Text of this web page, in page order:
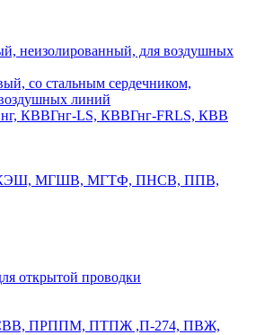
неизолированный, для воздушных
со стальным сердечником,
линий
КВВГнг-LS, КВВГнг-FRLS, КВВ
МГШВ, МГТФ, ПНСВ, ППВ,
открытой проводки
ПРППМ, ПТПЖ ,П-274, ПВЖ,